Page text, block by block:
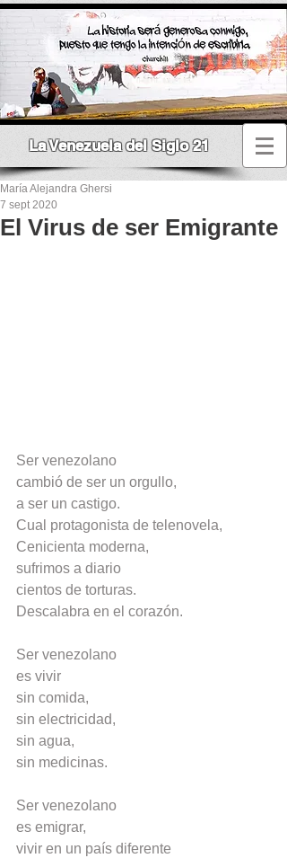
La Venezuela del Siglo 21
El Virus de ser Emigrante
María Alejandra Ghersi
7 sept 2020
Ser venezolano
cambió de ser un orgullo,
a ser un castigo.
Cual protagonista de telenovela,
Cenicienta moderna,
sufrimos a diario
cientos de torturas.
Descalabra en el corazón.
Ser venezolano
es vivir
sin comida,
sin electricidad,
sin agua,
sin medicinas.
Ser venezolano
es emigrar,
vivir en un país diferente